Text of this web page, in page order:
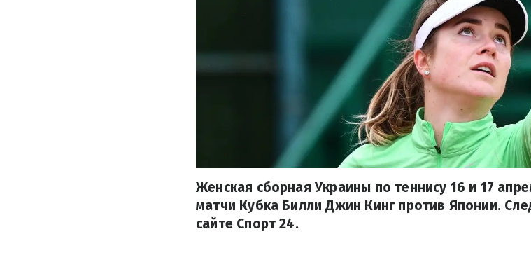
Женская сборная Украины по теннису 16 и 17
матчи Кубка Билли Джин Кинг против Японии.
сайте Спорт 24.